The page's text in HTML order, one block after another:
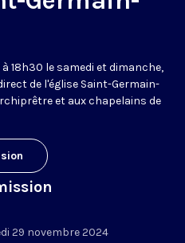
à 18h30 le samedi et dimanche,
de l'église Saint-Germain-
et aux chapelains de
29 novembre 2024